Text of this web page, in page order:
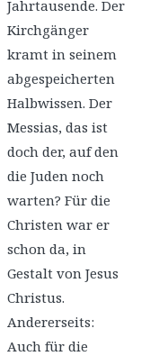
Jahrtausende. Der
Kirchgänger
kramt in seinem
abgespeicherten
Halbwissen. Der
Messias, das ist
doch der, auf den
die Juden noch
warten? Für die
Christen war er
schon da, in
Gestalt von Jesus
Christus.
Andererseits:
Auch für die